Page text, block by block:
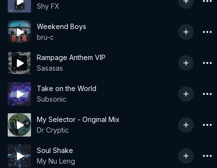
Shy FX
Weekend Boys
bru-c
Rampage Anthem VIP
Sasasas
Take on the World
Subsonic
My Selector - Original Mix
Dr Cryptic
Soul Shake
My Nu Leng